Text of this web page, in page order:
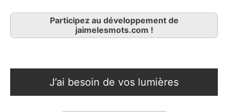
Participez au développement de
jaimelesmots.com !
J’ai besoin de vos lumières